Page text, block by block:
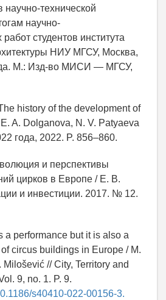
научно-технической
научно-
студентов института
НИУ МГСУ, Москва,
М.: Изд-во МИСИ — МГСУ,
history of the development of
A. Dolganova, N. V. Patyaeva
года, 2022. P. 856–860.
и перспективы
цирков в Европе / Е. В.
и инвестиции. 2017. № 12.
a performance but it is also a
circus buildings in Europe / M.
// City, Territory and
9, no. 1. P. 9.
s40410-022-00156-3.